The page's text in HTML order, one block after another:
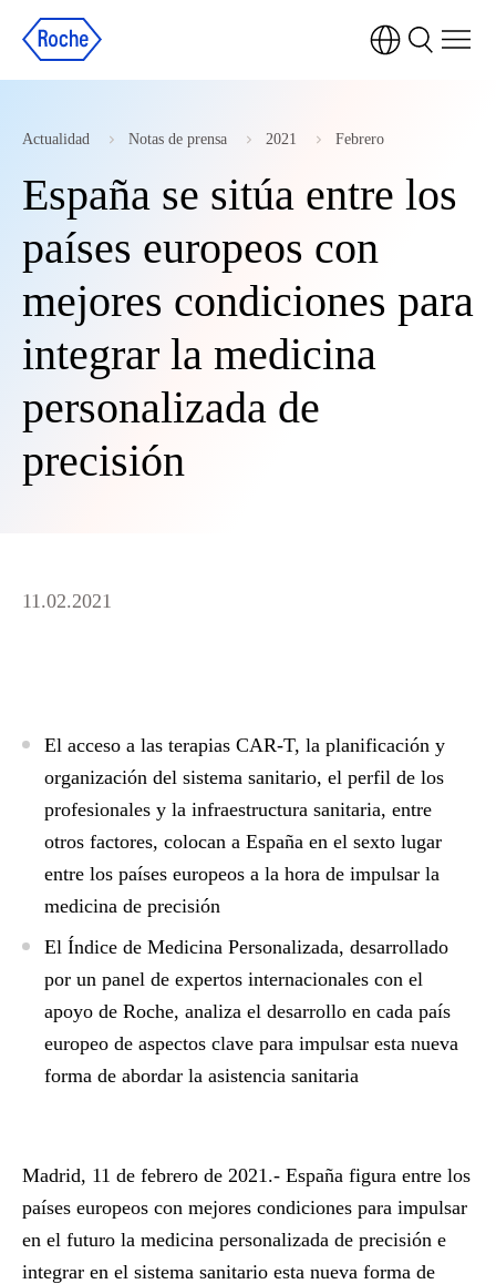
Actualidad Notas de prensa 2021 Febrero
España se sitúa entre los
países europeos con
mejores condiciones para
integrar la medicina
personalizada de
precisión
11.02.2021
El acceso a las terapias CAR-T, la planificación y
organización del sistema sanitario, el perfil de los
profesionales y la infraestructura sanitaria, entre
otros factores, colocan a España en el sexto lugar
entre los países europeos a la hora de impulsar la
medicina de precisión
El Índice de Medicina Personalizada, desarrollado
por un panel de expertos internacionales con el
apoyo de Roche, analiza el desarrollo en cada país
europeo de aspectos clave para impulsar esta nueva
forma de abordar la asistencia sanitaria
Madrid, 11 de febrero de 2021.- España figura entre los
países europeos con mejores condiciones para impulsar
en el futuro la medicina personalizada de precisión e
integrar en el sistema sanitario esta nueva forma de